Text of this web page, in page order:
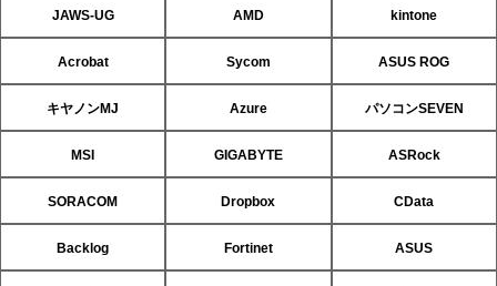
JAWS-UG AMD kintone
Acrobat Sycom ASUS ROG
キヤノンMJ Azure パソコンSEVEN
MSI GIGABYTE ASRock
SORACOM Dropbox CData
Backlog Fortinet ASUS